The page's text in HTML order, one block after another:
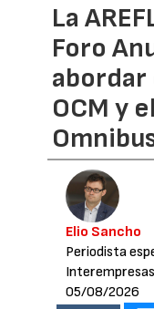
La
Foro
OCM y
Elio Sancho
Periodista
05/08/2026